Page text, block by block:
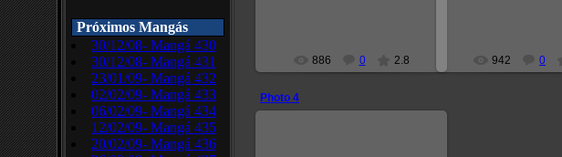
Próximos Mangás
30/12/08- Mangá 430
30/12/08- Mangá 431
23/01/09- Mangá 432
02/02/09- Mangá 433
06/02/09- Mangá 434
12/02/09- Mangá 435
20/02/09- Mangá 436
886 0 2.8 942 0
Photo 4